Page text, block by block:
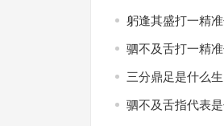
躬逢其盛打一精
驷不及舌打一精
三分鼎足是什么
驷不及舌指代表